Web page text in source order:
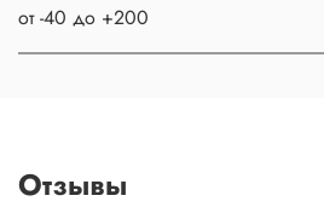
от -40 до +200
Отзывы